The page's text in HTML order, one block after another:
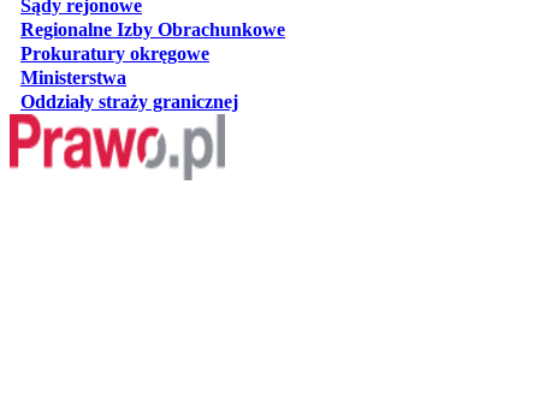
Sądy rejonowe
Regionalne Izby Obrachunkoweotwiera się w nowej karcie
Prokuratury okręgoweotwiera się w nowej karcie
Ministerstwa
Oddziały straży granicznejotwiera się w nowej karcie